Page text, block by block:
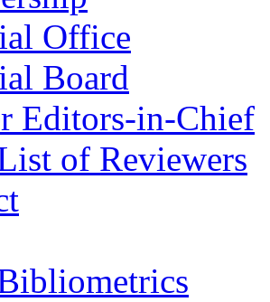
Office
Board
Editors-in-Chief
of Reviewers